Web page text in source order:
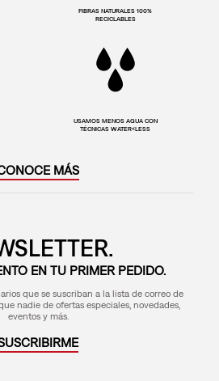
FIBRAS NATURALES 100%
RECICLABLES
USAMOS MENOS AGUA CON
TÉCNICAS WATER<LESS
MÁS
EN TU PRIMER PEDIDO.
que se suscriban a la lista de correo de
nadie de ofertas especiales, novedades,
eventos y más.